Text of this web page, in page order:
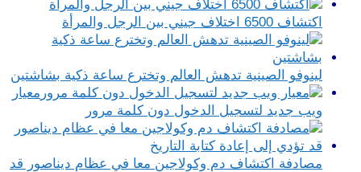
اكتشاف 6500 اختلاف جيني بين الرجل والمرأة
لينوفو الصينية تدهش العالم وتخترع ساعة ذكية بشاشتين
معيار
ويب جديد لتسجيل الدخول دون كلمة مرور
مصادفة اكتشاف دم وكولاجين معا في عظام ديناصور قد